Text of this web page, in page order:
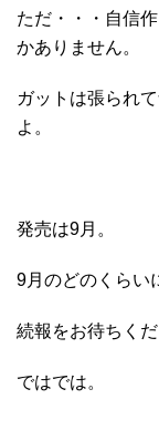
ただ・・・自信
かありません。
ガットは張られ
よ。
発売は9月。
9月のどのくらい
続報をお待ちくだ
ではでは。